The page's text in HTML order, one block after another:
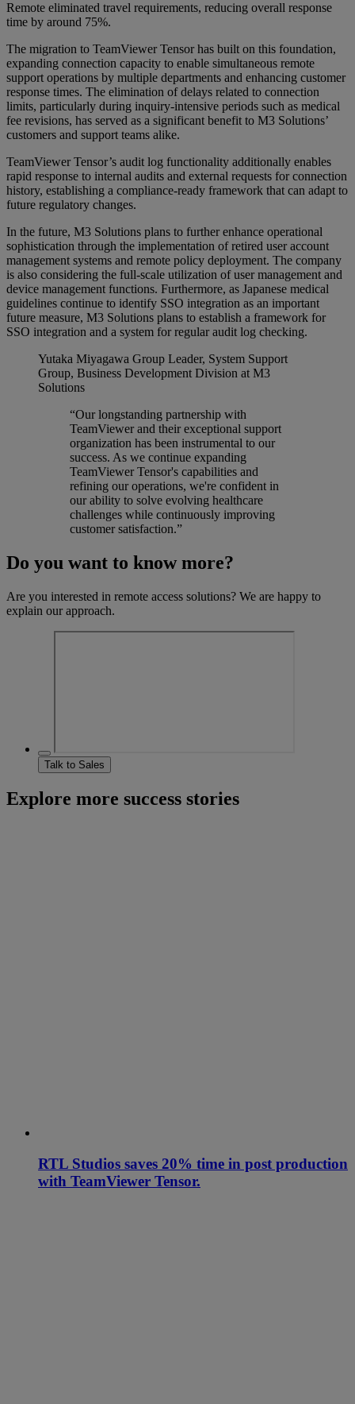
Remote eliminated travel requirements, reducing overall response
time by around 75%.
The migration to TeamViewer Tensor has built on this foundation,
expanding connection capacity to enable simultaneous remote
support operations by multiple departments and enhancing customer
response times. The elimination of delays related to connection
limits, particularly during inquiry-intensive periods such as medical
fee revisions, has served as a significant benefit to M3 Solutions’
customers and support teams alike.
TeamViewer Tensor’s audit log functionality additionally enables
rapid response to internal audits and external requests for connection
history, establishing a compliance-ready framework that can adapt to
future regulatory changes.
In the future, M3 Solutions plans to further enhance operational
sophistication through the implementation of retired user account
management systems and remote policy deployment. The company
is also considering the full-scale utilization of user management and
device management functions. Furthermore, as Japanese medical
guidelines continue to identify SSO integration as an important
future measure, M3 Solutions plans to establish a framework for
SSO integration and a system for regular audit log checking.
Yutaka Miyagawa Group Leader, System Support
Group, Business Development Division at M3
Solutions
“Our longstanding partnership with
TeamViewer and their exceptional support
organization has been instrumental to our
success. As we continue expanding
TeamViewer Tensor's capabilities and
refining our operations, we're confident in
our ability to solve evolving healthcare
challenges while continuously improving
customer satisfaction.”
Do you want to know more?
Are you interested in remote access solutions? We are happy to
explain our approach.
Talk to Sales
Explore more success stories
RTL Studios saves 20% time in post production
with TeamViewer Tensor.